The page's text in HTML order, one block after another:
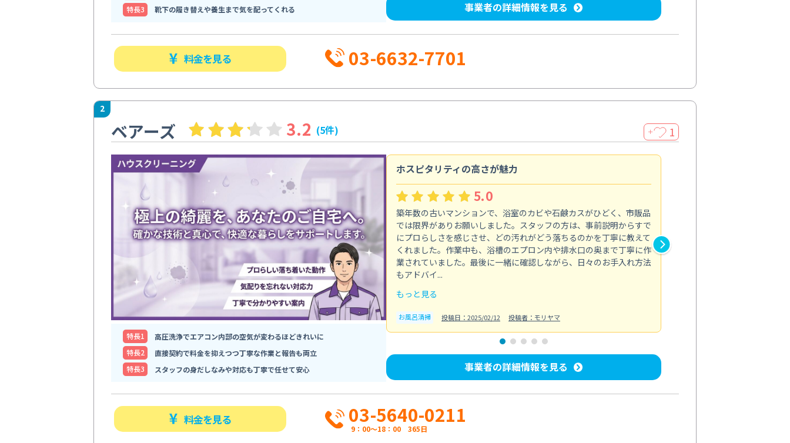
特⻑3
靴下の履き替えや養生まで気を配ってくれる 事業者の詳細情報を見る
料金を見る 03-6632-7701
2
ベアーズ 3.2 (5件) ＋ 1
特⻑1
高圧洗浄でエアコン内部の空気が変わるほどきれいに
特⻑2
直接契約で料金を抑えつつ丁寧な作業と報告も両立
特⻑3
スタッフの身だしなみや対応も丁寧で任せて安心
ホスピタリティの高さが魅力
5.0
築年数の古いマンションで、浴室のカビや石鹸カスがひどく、市販品
では限界がありお願いしました。スタッフの方は、事前説明からすで
にプロらしさを感じさせ、どの汚れがどう落ちるのかを丁寧に教えて
くれました。作業中も、浴槽のエプロン内や排水口の奥まで丁寧に作
業されていました。最後に一緒に確認しながら、日々のお手入れ方法
もアドバイ...
もっと見る
お風呂清掃 投稿日：2025/02/12 投稿者：モリヤマ
事業者の詳細情報を見る
料金を見る 03-5640-0211
9：00～18：00 365日